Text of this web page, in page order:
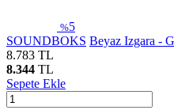
%5
SOUNDBOKS Beyaz Izgara -
8.783 TL
8.344 TL
Sepete Ekle